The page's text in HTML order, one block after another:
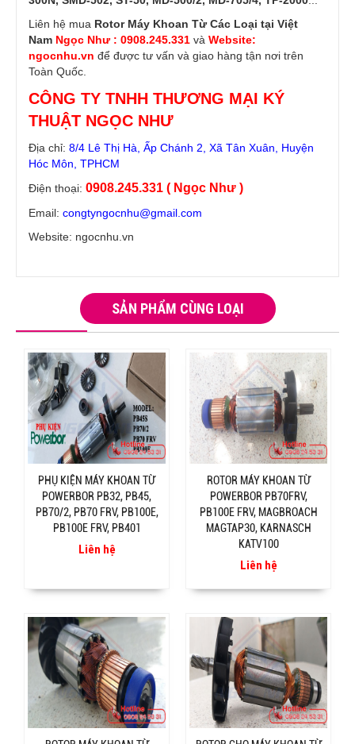
Liên hệ mua Rotor Máy Khoan Từ Các Loại tại Việt
Nam Ngọc Như : 0908.245.331 và Website:
ngocnhu.vn để được tư vấn và giao hàng tận nơi trên
Toàn Quốc.
CÔNG TY TNHH THƯƠNG MẠI KÝ
THUẬT NGỌC NHƯ
Địa chỉ: 8/4 Lê Thị Hà, Ấp Chánh 2, Xã Tân Xuân, Huyện
Hóc Môn, TPHCM
Điện thoại: 0908.245.331 ( Ngọc Như )
Email: congtyngocnhu@gmail.com
Website: ngocnhu.vn
SẢN PHẨM CÙNG LOẠI
PHỤ KIỆN MÁY KHOAN TỪ
POWERBOR PB32, PB45,
PB70/2, PB70 FRV, PB100E,
PB100E FRV, PB401
Liên hệ
ROTOR MÁY KHOAN TỪ
POWERBOR PB70FRV,
PB100E FRV, MAGBROACH
MAGTAP30, KARNASCH
KATV100
Liên hệ